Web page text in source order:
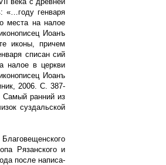
«…году генваря
места на налое
Иоанъ
иконы, причем
списан сий
налое в церкви
Иоанъ
2006. С. 387-
Самый ранний из
суздальской
Рязанского и
после написа-